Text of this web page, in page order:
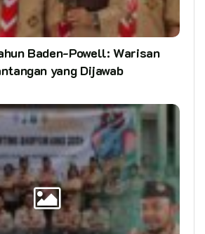
Baden-Powell: Warisan
yang Dijawab